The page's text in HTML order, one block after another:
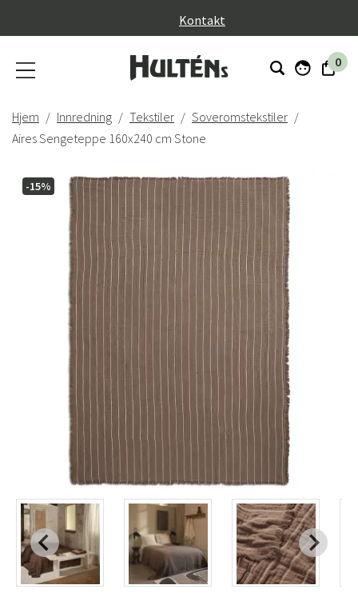
Kontakt
0
Hjem Innredning Tekstiler
Soveromstekstiler
Aires Sengeteppe 160x240 cm Stone
-15%